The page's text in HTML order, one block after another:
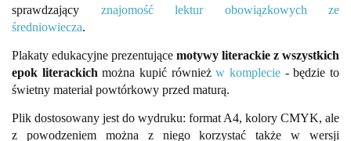
sprawdzający znajomość lektur obowiązkowych ze
średniowiecza.
Plakaty edukacyjne prezentujące motywy literackie z wszystkich
epok literackich można kupić równieżw komplecie - będzie to
świetny materiał powtórkowy przed maturą.
Plik dostosowany jest do wydruku: format A4, kolory CMYK, ale
z powodzeniem można z niego korzystać także w wersji